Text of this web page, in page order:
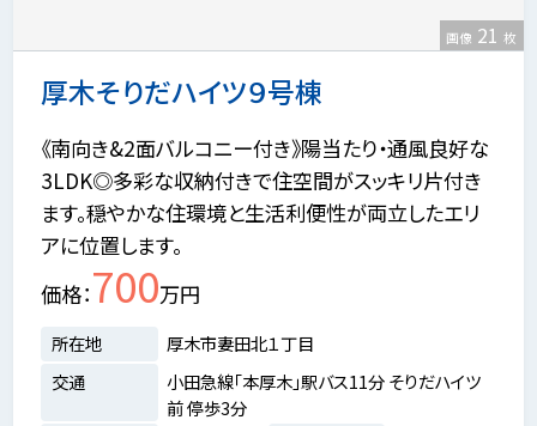
厚木そりだハイツ９号棟
画像 21 枚
《南向き&2面バルコニー付き》陽当たり・通風良好な
3LDK◎多彩な収納付きで住空間がスッキリ片付き
ます。穏やかな住環境と生活利便性が両立したエリ
アに位置します。
価格 700万円
所在地
厚木市妻田北１丁目
交通
小田急線「本厚木」駅バス11分 そりだハイツ
前 停歩3分